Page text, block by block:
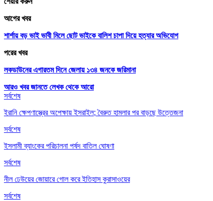
আগের খবর
শার্শায় বড় ভাই ভাবী মিলে ছোট ভাইকে বালিশ চাপা দিয়ে হত্যার অভিযোগ
পরের খবর
লকডাউনের এগারতম দিনে জেলায় ১৩৪ জনকে জরিমানা
আরও খবর জানতে লেখক থেকে আরো
সর্বশেষ
ইরানি ক্ষেপণাস্ত্রের অপেক্ষায় ইসরাইল; বৈরুত হামলার পর বাড়ছে উত্তেজনা
সর্বশেষ
ইসলামী ব্যাংকের পরিচালনা পর্ষদ বাতিল ঘোষণা
সর্বশেষ
নীল ঢেউয়ের জোয়ারে গোল করে ইতিহাস কুরাসাওয়ের
সর্বশেষ